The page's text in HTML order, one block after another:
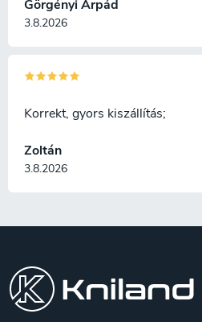
Görgényi Árpád
3.8.2026
Zoltán
3.8.2026
Korrekt, gyors kiszállítás;